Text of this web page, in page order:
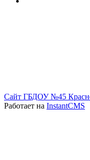
Сайт ГБДОУ №45
Работает на InstantCMS